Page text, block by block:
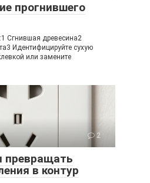
прогнившего
древесина2
Идентифицируйте сухую
или замените
2
превращать
в контур